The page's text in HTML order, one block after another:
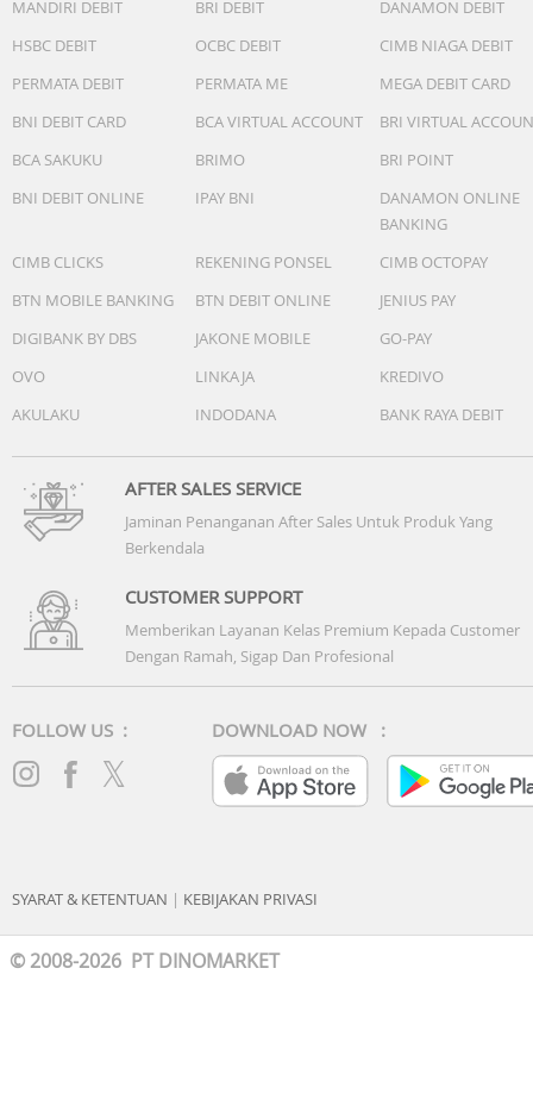
MANDIRI DEBIT BRI DEBIT
DANAMON DEBIT
HSBC DEBIT
OCBC DEBIT
CIMB NIAGA DEBIT
PERMATA DEBIT
PERMATA ME
MEGA DEBIT CARD
BNI DEBIT CARD
BCA VIRTUAL ACCOUNT
BRI VIRTUAL
BCA SAKUKU
BRIMO
BRI POINT
BNI DEBIT ONLINE
IPAY BNI
DANAMON ONLINE
BANKING
CIMB CLICKS
REKENING PONSEL
CIMB OCTOPAY
BTN MOBILE BANKING
BTN DEBIT ONLINE
JENIUS PAY
DIGIBANK BY DBS
JAKONE MOBILE
GO-PAY
OVO
LINKAJA
KREDIVO
AKULAKU
INDODANA BANK RAYA DEBIT
AFTER SALES SERVICE
Jaminan Penanganan After Sales Untuk Produk Yang
Berkendala
CUSTOMER SUPPORT
Memberikan Layanan Kelas Premium Kepada Customer
Dengan Ramah, Sigap Dan Profesional
FOLLOW US : DOWNLOAD NOW :
SYARAT & KETENTUAN | KEBIJAKAN PRIVASI
© 2008-2026 PT DINOMARKET